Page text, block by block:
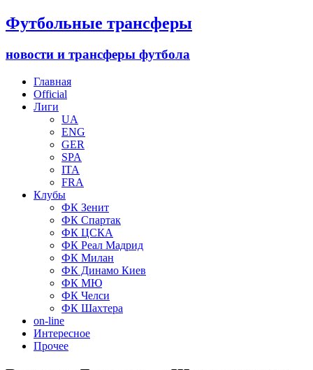
Футбольные трансферы
новости и трансферы футбола
Главная
Official
Лиги
UA
ENG
GER
SPA
ITA
FRA
Клубы
ФК Зенит
ФК Спартак
ФК ЦСКА
ФК Реал Мадрид
ФК Милан
ФК Динамо Киев
ФК МЮ
ФК Челси
ФК Шахтера
on-line
Интересное
Прочее